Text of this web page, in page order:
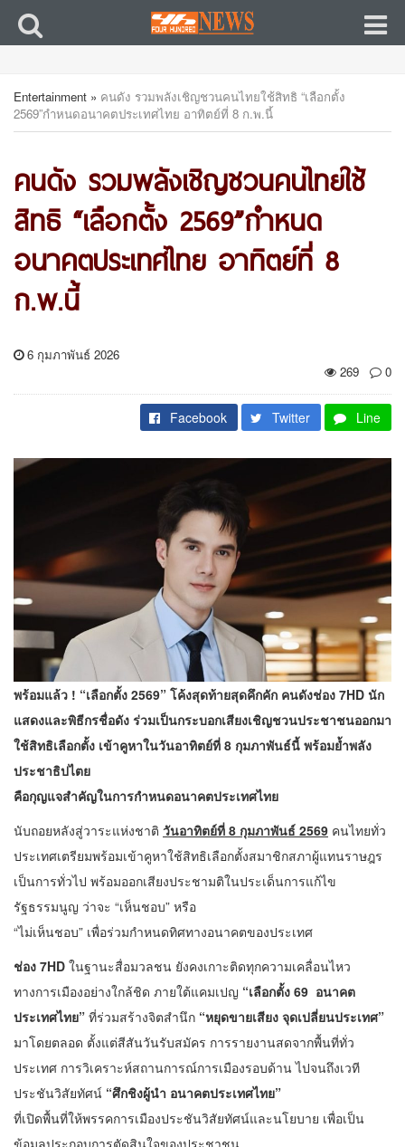
Entertainment » คนดัง รวมพลังเชิญชวนคนไทยใช้สิทธิ “เลือกตั้ง
2569”กำหนดอนาคตประเทศไทย อาทิตย์ที่ 8 ก.พ.นี้
คนดัง รวมพลังเชิญชวนคนไทยใช้
สิทธิ “เลือกตั้ง 2569”กำหนด
อนาคตประเทศไทย อาทิตย์ที่ 8
ก.พ.นี้
6 กุมภาพันธ์ 2026
269
0
Facebook Twitter Line
พร้อมแล้ว ! “เลือกตั้ง 2569” โค้งสุดท้ายสุดคึกคัก คนดังช่อง 7HD นัก
แสดงและพิธีกรชื่อดัง ร่วมเป็นกระบอกเสียงเชิญชวนประชาชนออกมา
ใช้สิทธิเลือกตั้ง เข้าคูหาในวันอาทิตย์ที่ 8 กุมภาพันธ์นี้ พร้อมย้ำพลัง
ประชาธิปไตย
คือกุญแจสำคัญในการกำหนดอนาคตประเทศไทย
นับถอยหลังสู่วาระแห่งชาติ วันอาทิตย์ที่ 8 กุมภาพันธ์ 2569 คนไทยทั่ว
ประเทศเตรียมพร้อมเข้าคูหาใช้สิทธิเลือกตั้งสมาชิกสภาผู้แทนราษฎร
เป็นการทั่วไป พร้อมออกเสียงประชามติในประเด็นการแก้ไข
รัฐธรรมนูญ ว่าจะ “เห็นชอบ” หรือ
“ไม่เห็นชอบ” เพื่อร่วมกำหนดทิศทางอนาคตของประเทศ
ช่อง 7HD ในฐานะสื่อมวลชน ยังคงเกาะติดทุกความเคลื่อนไหว
ทางการเมืองอย่างใกล้ชิด ภายใต้แคมเปญ “เลือกตั้ง 69 อนาคต
ประเทศไทย” ที่ร่วมสร้างจิตสำนึก “หยุดขายเสียง จุดเปลี่ยนประเทศ”
มาโดยตลอด ตั้งแต่สีสันวันรับสมัคร การรายงานสดจากพื้นที่ทั่ว
ประเทศ การวิเคราะห์สถานการณ์การเมืองรอบด้าน ไปจนถึงเวที
ประชันวิสัยทัศน์ “ศึกชิงผู้นำ อนาคตประเทศไทย”
ที่เปิดพื้นที่ให้พรรคการเมืองประชันวิสัยทัศน์และนโยบาย เพื่อเป็น
ข้อมูลประกอบการตัดสินใจของประชาชน